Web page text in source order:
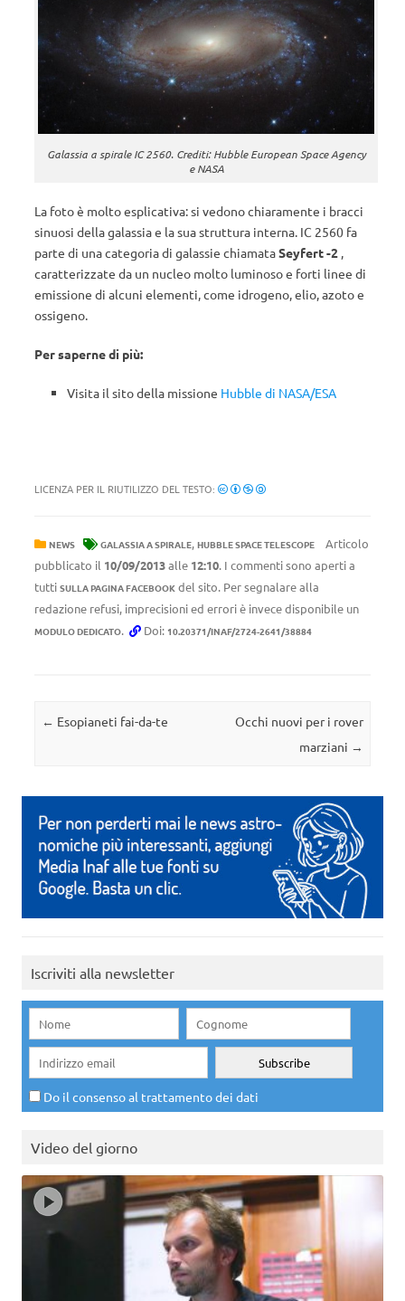
Galassia a spirale IC 2560. Crediti: Hubble European Space Agency
e NASA
La foto è molto esplicativa: si vedono chiaramente i bracci
sinuosi della galassia e la sua struttura interna. IC 2560 fa
parte di una categoria di galassie chiamataSeyfert -2
caratterizzate da un nucleo molto luminoso e forti linee di
emissione di alcuni elementi, come idrogeno, elio, azoto e
ossigeno.
Per saperne di più:
Visita il sito della missione Hubble di NASA/ESA
LICENZA PER IL RIUTILIZZO DEL TESTO:
NEWS GALASSIA A SPIRALE, HUBBLE SPACE TELESCOPE
Articolo
pubblicato il 10/09/2013alle 12:10. I commenti sono aperti a
tutti SULLA PAGINA FACEBOOK del sito. Per segnalare alla
redazione refusi, imprecisioni ed errori è invece disponibile un
MODULO DEDICATO. Doi: 10.20371/INAF/2724-2641/38884
Navigazione articolo
← Esopianeti fai-da-te
Occhi nuovi per i rover
marziani →
Iscriviti alla newsletter
Do il consenso al trattamento dei dati
Video del giorno